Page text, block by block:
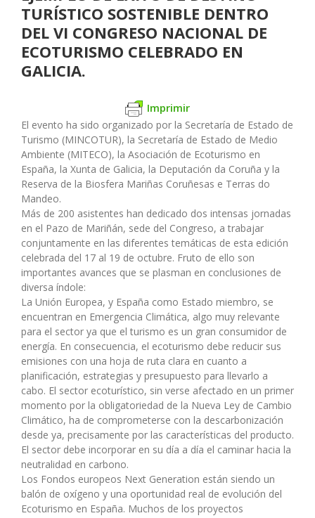
TURÍSTICO SOSTENIBLE DENTRO
DEL VI CONGRESO NACIONAL DE
ECOTURISMO CELEBRADO EN
GALICIA.
Imprimir
El evento ha sido organizado por la Secretaría de Estado de
Turismo (MINCOTUR), la Secretaría de Estado de Medio
Ambiente (MITECO), la Asociación de Ecoturismo en
España, la Xunta de Galicia, la Deputación da Coruña y la
Reserva de la Biosfera Mariñas Coruñesas e Terras do
Mandeo.
Más de 200 asistentes han dedicado dos intensas jornadas
en el Pazo de Mariñán, sede del Congreso, a trabajar
conjuntamente en las diferentes temáticas de esta edición
celebrada del 17 al 19 de octubre. Fruto de ello son
importantes avances que se plasman en conclusiones de
diversa índole:
La Unión Europea, y España como Estado miembro, se
encuentran en Emergencia Climática, algo muy relevante
para el sector ya que el turismo es un gran consumidor de
energía. En consecuencia, el ecoturismo debe reducir sus
emisiones con una hoja de ruta clara en cuanto a
planificación, estrategias y presupuesto para llevarlo a
cabo. El sector ecoturístico, sin verse afectado en un primer
momento por la obligatoriedad de la Nueva Ley de Cambio
Climático, ha de comprometerse con la descarbonización
desde ya, precisamente por las características del producto.
El sector debe incorporar en su día a día el caminar hacia la
neutralidad en carbono.
Los Fondos europeos Next Generation están siendo un
balón de oxígeno y una oportunidad real de evolución del
Ecoturismo en España. Muchos de los proyectos